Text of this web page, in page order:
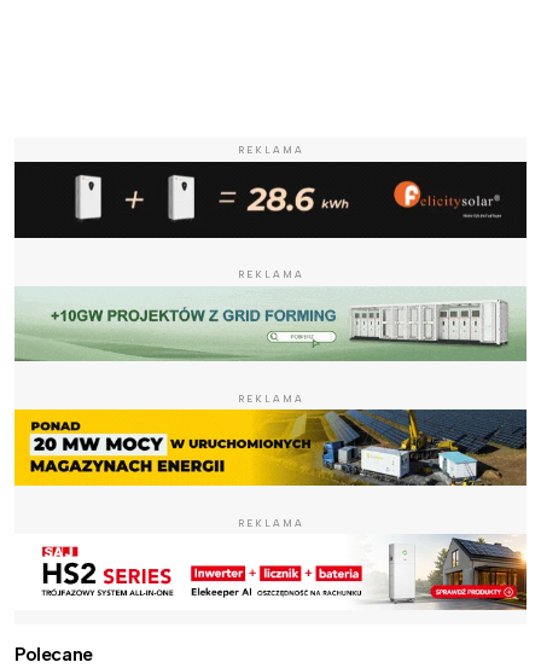
REKLAMA
REKLAMA
REKLAMA
REKLAMA
Polecane